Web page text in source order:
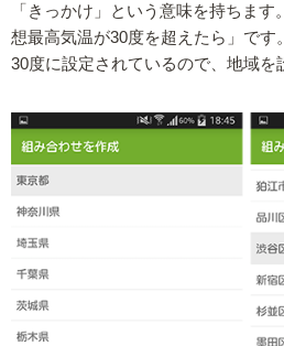
「きっかけ」という意味を持ちま
想最高気温が30度を超えたら」です
30度に設定されているので、地域を